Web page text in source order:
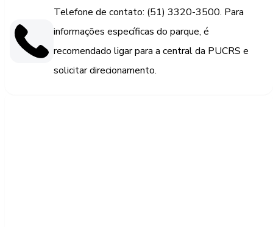
Telefone de contato: (51) 3320-3500. Para
informações específicas do parque, é
recomendado ligar para a central da PUCRS e
solicitar direcionamento.